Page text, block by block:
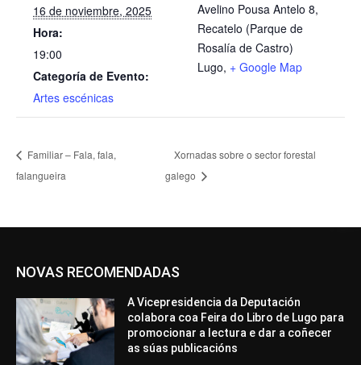
16 de noviembre, 2025
Hora:
19:00
Categoría de Evento:
Artes escénicas
Avelino Pousa Antelo 8,
Recatelo (Parque de
Rosalía de Castro)
Lugo, + Google Map
Familiar – Fala, fala,
falangueira
Xornadas sobre o sector forestal
galego
NOVAS RECOMENDADAS
A Vicepresidencia da Deputación
colabora coa Feira do Libro de Lugo para
promocionar a lectura e dar a coñecer
as súas publicacións